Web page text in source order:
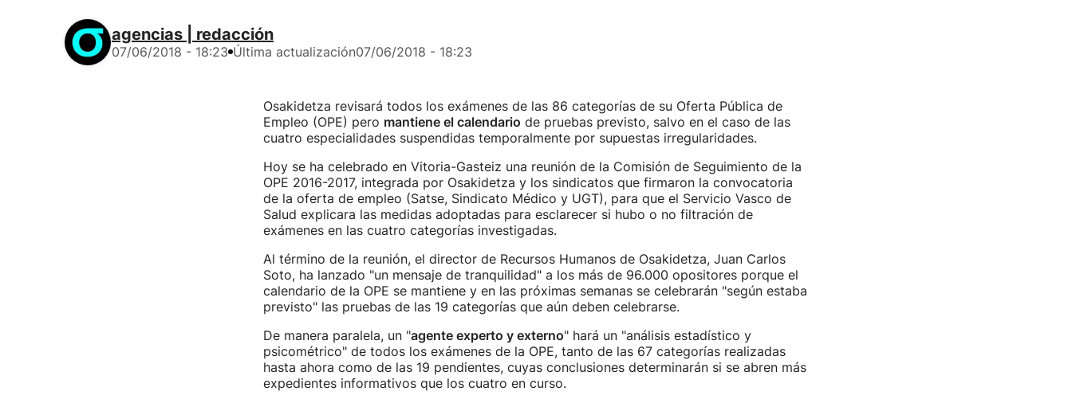
agencias | redacción
07/06/2018 - 18:23 Última actualización07/06/2018 - 18:23
Osakidetza revisará todos los exámenes de las 86 categorías de su Oferta Pública de
Empleo (OPE) pero mantiene el calendario de pruebas previsto, salvo en el caso de las
cuatro especialidades suspendidas temporalmente por supuestas irregularidades.
Hoy se ha celebrado en Vitoria-Gasteiz una reunión de la Comisión de Seguimiento de la
OPE 2016-2017, integrada por Osakidetza y los sindicatos que firmaron la convocatoria
de la oferta de empleo (Satse, Sindicato Médico y UGT), para que el Servicio Vasco de
Salud explicara las medidas adoptadas para esclarecer si hubo o no filtración de
exámenes en las cuatro categorías investigadas.
Al término de la reunión, el director de Recursos Humanos de Osakidetza, Juan Carlos
Soto, ha lanzado "un mensaje de tranquilidad" a los más de 96.000 opositores porque el
calendario de la OPE se mantiene y en las próximas semanas se celebrarán "según estaba
previsto" las pruebas de las 19 categorías que aún deben celebrarse.
De manera paralela, un "agente experto y externo" hará un "análisis estadístico y
psicométrico" de todos los exámenes de la OPE, tanto de las 67 categorías realizadas
hasta ahora como de las 19 pendientes, cuyas conclusiones determinarán si se abren más
expedientes informativos que los cuatro en curso.